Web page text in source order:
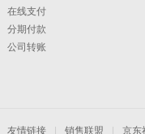
在线支付
分期付款
公司转账
友情链接 销售联盟 京东